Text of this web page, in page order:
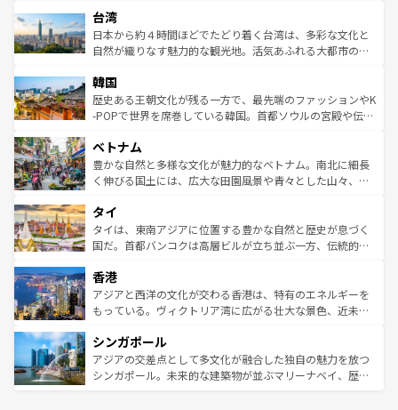
ならではの贅沢な旅のスタイルだ。 なお、新着のアメリカ
情報はコンテンツ一覧を参照してほしい。
れるおもてなしの心で訪れる人々を迎えてくれるハワイの
人々、おいしいローカルフードやハワイアンミュージッ
ク、伝統的なフラダンスなど、すべてがハワイの魅力を彩
ワイを、存分に味わってほしい。 なお、新着のハワイ情報
はコンテンツ一覧を参照してほしい。
リアリーフや大陸中央部にそびえるウルル（エアーズロッ
ク）、タスマニアの美しい原生林やケアンズの熱帯雨林な
ど、見どころがたくさん。また、カフェやワイン、オージ
いる。アクティビティも充実しており、サーフィンやダイ
ビング、ハイキングなど、アウトドア好きにはたまらな
い。オーストラリアの多彩な魅力を存分に味わいつくそ
参照してほしい。
台湾
日本から約４時間ほどでたどり着く台湾は、多彩な文化と
自然が織りなす魅力的な観光地。活気あふれる大都市の台
ン）、静ひつな山岳地帯である台湾東部など、都市の喧騒
と山間の静けさが共存しており、訪れる人に新しい発見と
驚きをもたらしてくれる。また、奥深い台湾の食文化も魅
容にもいいと評判のスイーツなど、バラエティ豊かな料理
が味わえる。 なお、新着の台湾情報は コンテンツ一覧を参
照してほしい。
韓国
歴史ある王朝文化が残る一方で、最先端のファッションやK
-POPで世界を席巻している韓国。首都ソウルの宮殿や伝統
き、地方に足を延ばせば四季折々の自然美を楽しむことが
できる。そして、キムチや焼肉、絶品のストリートフード
まで、さまざまな韓国料理が待っている。夜には、韓国な
リティに包まれながら、韓国の多彩な魅力を心ゆくまで味
わってみてほしい。 なお、新着の韓国情報はコンテンツ一
覧を参照してほしい。
ベトナム
豊かな自然と多様な文化が魅力的なベトナム。南北に細長
く伸びる国土には、広大な田園風景や青々とした山々、世
急速な発展と共に伝統が息づく。ハノイの古い町並みやホ
ーチミン市のフランス統治時代の建物も、独特の雰囲気を
醸し出している。また、バラエティの豊かさとおいしさで
とつ。フォーやバインミー、ベトナムコーヒーなどは、ぜ
ひ現地で味わいたい。どの地域を訪れてもあたたかい人々
が旅行者を迎えてくれるので、きっと忘れられない旅にな
参照してほしい。
タイ
タイは、東南アジアに位置する豊かな自然と歴史が息づく
国だ。首都バンコクは高層ビルが立ち並ぶ一方、伝統的な
の活気が交差している。北部ではチェンマイなどの山岳地
帯で自然と触れ合い、南部ではプーケットやクラビの美し
いビーチでリゾート気分を楽しむことができる。タイ料理
激する。気候は一年中温暖で、どの季節にも異なる楽しみ
が待っている。親しみやすいタイの人々、仏教を中心とし
た文化、そして多様な観光資源が、訪れる旅人を魅了し続
香港
アジアと西洋の文化が交わる香港は、特有のエネルギーを
もっている。ヴィクトリア湾に広がる壮大な景色、近未来
み、どこを訪れても感動するはず。観光スポットが密集し
ており、効率よく見どころを回れるのも魅力。息をのむよ
うな絶景から文化的な体験まで、香港を存分に楽しみ尽く
シンガポール
アジアの交差点として多文化が融合した独自の魅力を放つ
シンガポール。未来的な建築物が並ぶマリーナベイ、歴史